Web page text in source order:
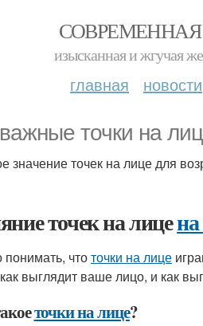
изысканная и жгучая
главная новости
точки на
значение точек на лице для
точек на лице
чтоточки на лице
выглядит ваше лицо, и как
точки на лице?